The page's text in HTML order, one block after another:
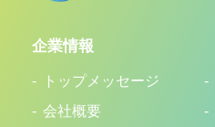
企業情報
トップメッセージ
会社概要